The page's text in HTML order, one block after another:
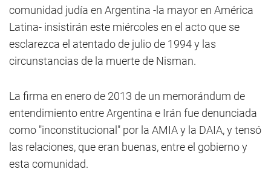
comunidad judía en Argentina -la mayor en América
Latina- insistirán este miércoles en el acto que se
esclarezca el atentado de julio de 1994 y las
circunstancias de la muerte de Nisman.
La firma en enero de 2013 de un memorándum de
entendimiento entre Argentina e Irán fue denunciada
como "inconstitucional" por la AMIA y la DAIA, y tensó
las relaciones, que eran buenas, entre el gobierno y
esta comunidad.